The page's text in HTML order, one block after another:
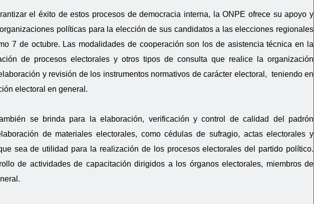
el éxito de estos procesos de democracia interna, la ONPE ofrece su apoyo y
políticas para la elección de sus candidatos a las elecciones regionales
7 de octubre. Las modalidades de cooperación son los de asistencia técnica en la
de procesos electorales y otros tipos de consulta que realice la organización
y revisión de los instrumentos normativos de carácter electoral, teniendo en
electoral en general.
se brinda para la elaboración, verificación y control de calidad del padrón
de materiales electorales, como cédulas de sufragio, actas electorales y
sea de utilidad para la realización de los procesos electorales del partido político.
de actividades de capacitación dirigidos a los órganos electorales, miembros de